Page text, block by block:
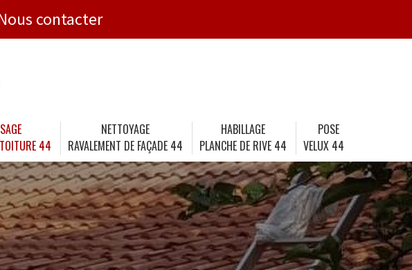
contacter
44
NETTOYAGE
RAVALEMENT DE FAÇADE 44
HABILLAGE
PLANCHE DE RIVE 44
POSE
VELUX 44